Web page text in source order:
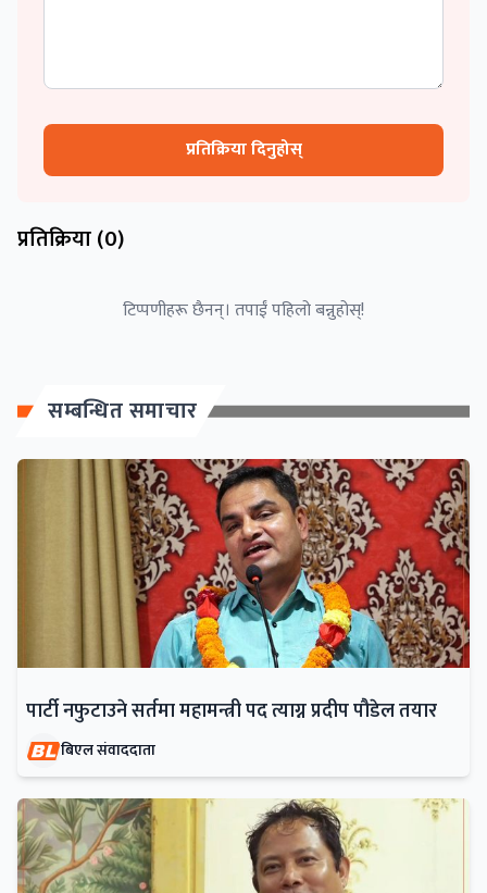
प्रतिक्रिया दिनुहोस्
प्रतिक्रिया (0)
टिप्पणीहरू छैनन्। तपाईं पहिलो बन्नुहोस्!
सम्बन्धित समाचार
पार्टी नफुटाउने सर्तमा महामन्त्री पद त्याग्न प्रदीप पौडेल तयार
बिएल संवाददाता